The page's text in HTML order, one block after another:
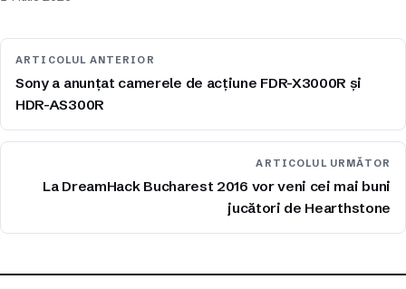
ARTICOLUL ANTERIOR
Sony a anunțat camerele de acțiune FDR-X3000R și
HDR-AS300R
ARTICOLUL URMĂTOR
La DreamHack Bucharest 2016 vor veni cei mai buni
jucători de Hearthstone